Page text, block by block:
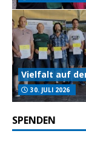
Vielfalt auf
30. JULI 2026
SPENDEN